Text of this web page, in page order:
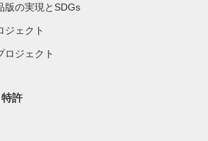
版の実現とSDGs
ジェクト
ロジェクト
許